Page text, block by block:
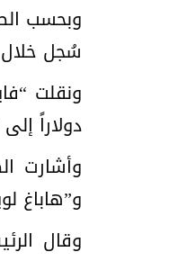
وبحسب
سُجل خلال
دولاراً إلى 4131 دولاراً منذ 15 أيار.
و”هاباغ
وقال